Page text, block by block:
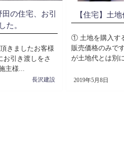
の住宅、お引
た。
きましたお客様
お引き渡しをさ
主様...
長沢建設
【住宅】土
① 土地を購入す
販売価格のみで
が土地代とは別
2019年5月8日